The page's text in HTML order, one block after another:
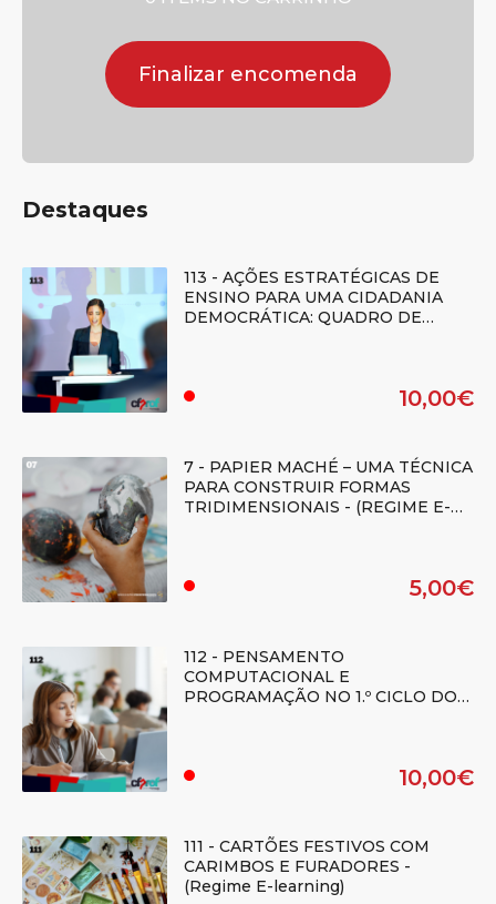
Finalizar encomenda
Destaques
113 - AÇÕES ESTRATÉGICAS DE
ENSINO PARA UMA CIDADANIA
DEMOCRÁTICA: QUADRO DE
. 10,00€
7 - PAPIER MACHÉ – UMA TÉCNICA
PARA CONSTRUIR FORMAS
TRIDIMENSIONAIS - (REGIME E-
. 5,00€
112 - PENSAMENTO
COMPUTACIONAL E
PROGRAMAÇÃO NO 1.º CICLO DO
. 10,00€
111 - CARTÕES FESTIVOS COM
CARIMBOS E FURADORES -
(Regime E-learning)